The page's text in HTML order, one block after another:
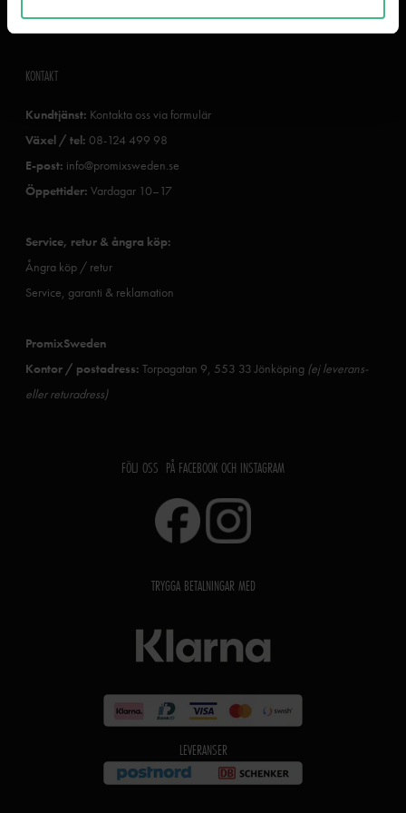
KONTAKT
Kundtjänst: Kontakta oss via formulär
Växel / tel: 08-124 499 98
E-post: info@promixsweden.se
Öppettider: Vardagar 10–17
Service, retur & ångra köp:
Ångra köp / retur
Service, garanti & reklamation
PromixSweden
Kontor / postadress: Torpagatan 9, 553 33 Jönköping (ej leverans-
eller returadress)
FÖLJ OSS PÅ FACEBOOK OCH INSTAGRAM
TRYGGA BETALNINGAR MED
LEVERANSER